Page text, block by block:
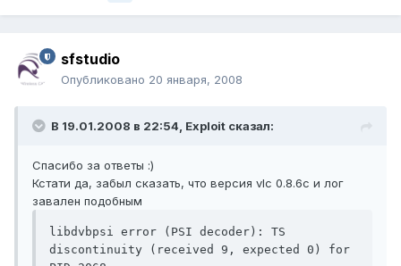
sfstudio
Опубликовано 20 января, 2008
В 19.01.2008 в 22:54, Exploit сказал:
Спасибо за ответы :)
Кстати да, забыл сказать, что версия vlc 0.8.6c и лог
завален подобным
libdvbpsi error (PSI decoder): TS
discontinuity (received 9, expected 0) for